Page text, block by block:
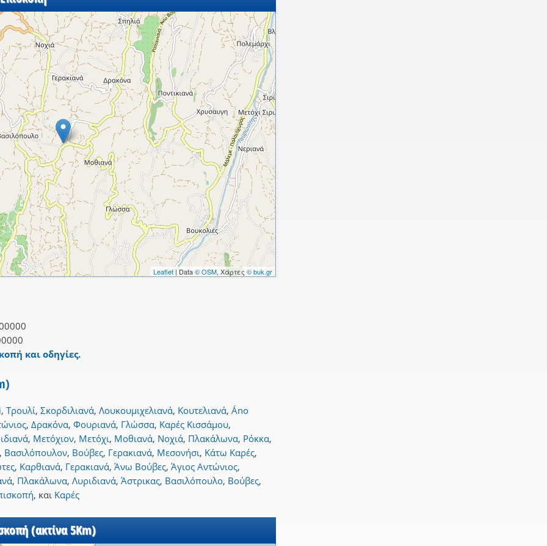
Leaflet| Data© OSM, Χάρτες © buk.gr
και οδηγίες.
, Τρουλί, Σκορδιλιανά, Λουκουμιχελιανά, Κουτελιανά, Áno
, Δρακόνα, Φουριανά, Γλώσσα, Καρές Κισσάμου,
, Μετόχιον, Μετόχι, Μοθιανά, Νοχιά, Πλακάλωνα, Ρόκκα,
, Βασιλόπουλον, Βούβες, Γερακιανά, Μεσονήσι, Κάτω Καρές,
, Καρθιανά, Γερακιανά, Άνω Βούβες, Άγιος Αντώνιος,
, Πλακάλωνα, Λυριδιανά, Άστρικας, Βασιλόπουλο, Βούβες,
, και Καρές
(ακτίνα 5Km)